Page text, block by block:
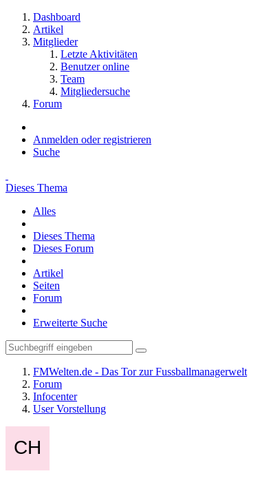
Dashboard
Artikel
Mitglieder
Letzte Aktivitäten
Benutzer online
Team
Mitgliedersuche
Forum
Anmelden oder registrieren
Suche
Dieses Thema
Alles
Dieses Thema
Dieses Forum
Artikel
Seiten
Forum
Erweiterte Suche
FMWelten.de - Das Tor zur Fussballmanagerwelt
Forum
Infocenter
User Vorstellung